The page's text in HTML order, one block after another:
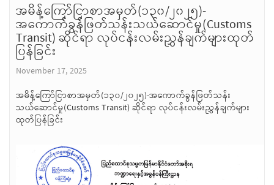
အမိန့်ကြော်ငြာစာအမှတ်(၁၃၀/၂၀၂၅)-
အကောက်ခွန်ဖြတ်သန်းသယ်ဆောင်မှု(Customs
Transit) ဆိုင်ရာ လုပ်ငန်းလမ်းညွှန်ချက်များထုတ်
ပြန်ခြင်း
November 17, 2025
အမိန့်ကြော်ငြာစာအမှတ်(၁၃၀/၂၀၂၅)-အကောက်ခွန်ဖြတ်သန်း
သယ်ဆောင်မှု(Customs Transit) ဆိုင်ရာ လုပ်ငန်းလမ်းညွှန်ချက်များ
ထုတ်ပြန်ခြင်း